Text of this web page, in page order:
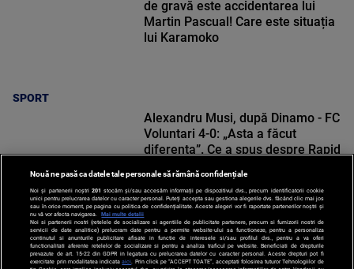
SPORT
de gravă este accidentarea lui
Martin Pascual! Care este situația
lui Karamoko
SPORT
Alexandru Musi, după Dinamo - FC
Voluntari 4-0: „Asta a făcut
diferența”. Ce a spus despre Rapid
Nouă ne pasă ca datele tale personale să rămână confidențiale
Noi și partenerii noștri 201 stocăm și/sau accesăm informații pe dispozitivul dvs., precum identificatorii cookie
unici pentru prelucrarea datelor cu caracter personal. Puteți accepta sau gestiona alegerile dvs. făcând clic mai jos
sau în orice moment, pe pagina cu politica de confidențialitate. Aceste alegeri vor fi raportate partenerilor noștri și
nu vă vor afecta navigarea.
Mai multe detalii
Noi si partenerii nostri (retelele de socializare si agentiile de publicitate partenere, precum si furnizorii nostri de
servicii de date analitice) prelucram date pentru a permite website-ului sa functioneze, pentru a personaliza
continutul si anunturile publicitare afisate in functie de interesele si/sau profilul dvs., pentru a va oferi
functionalitati aferente retelelor de socializare si pentru a analiza traficul pe website. Beneficiati de drepturile
prevazute de art. 15-22 din GDPR in legatura cu prelucrarea datelor cu caracter personal. Aceste drepturi pot fi
exercitate prin modalitatea indicataaici . Prin click pe “ACCEPT TOATE”, acceptati folosirea tuturor Tehnologiilor de